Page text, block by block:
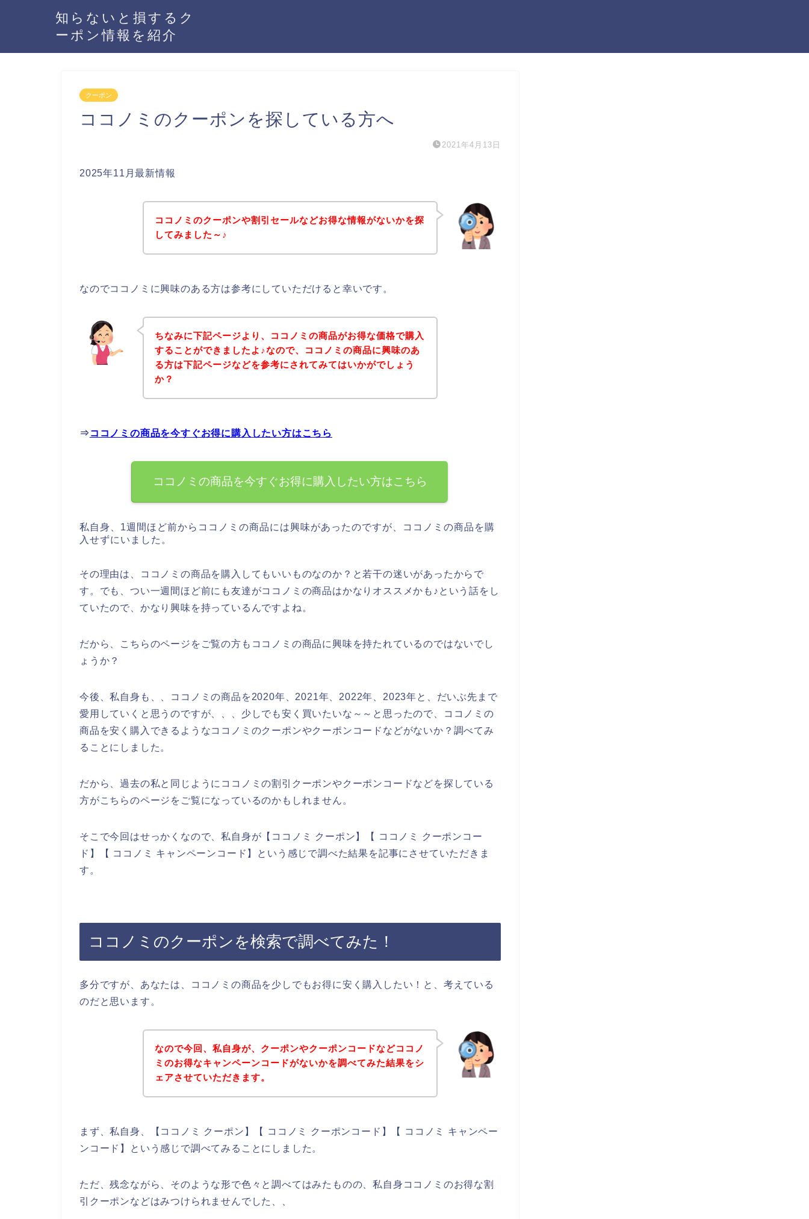
知らないと損するク
ーポン情報を紹介
クーポン
ココノミのクーポンを探している方へ
2021年4月13日
2025年11月最新情報
ココノミのクーポンや割引セールなどお得な情報がないかを探
してみました～♪
なのでココノミに興味のある方は参考にしていただけると幸いです。
ちなみに下記ページより、ココノミの商品がお得な価格で購入
することができましたよ♪なので、ココノミの商品に興味のあ
る方は下記ページなどを参考にされてみてはいかがでしょう
か？
⇒ ココノミの商品を今すぐお得に購入したい方はこちら
ココノミの商品を今すぐお得に購入したい方はこちら
私自身、1週間ほど前からココノミの商品には興味があったのですが、ココノミの商品を購
入せずにいました。
その理由は、ココノミの商品を購入してもいいものなのか？と若干の迷いがあったからで
す。でも、つい一週間ほど前にも友達がココノミの商品はかなりオススメかも♪という話をし
ていたので、かなり興味を持っているんですよね。
だから、こちらのページをご覧の方もココノミの商品に興味を持たれているのではないでし
ょうか？
今後、私自身も、、ココノミの商品を2020年、2021年、2022年、2023年と、だいぶ先まで
愛用していくと思うのですが、、、少しでも安く買いたいな～～と思ったので、ココノミの
商品を安く購入できるようなココノミのクーポンやクーポンコードなどがないか？調べてみ
ることにしました。
だから、過去の私と同じようにココノミの割引クーポンやクーポンコードなどを探している
方がこちらのページをご覧になっているのかもしれません。
そこで今回はせっかくなので、私自身が【ココノミ クーポン】【 ココノミ クーポンコー
ド】【 ココノミ キャンペーンコード】という感じで調べた結果を記事にさせていただきま
す。
ココノミのクーポンを検索で調べてみた！
多分ですが、あなたは、ココノミの商品を少しでもお得に安く購入したい！と、考えている
のだと思います。
なので今回、私自身が、クーポンやクーポンコードなどココノ
ミのお得なキャンペーンコードがないかを調べてみた結果をシ
ェアさせていただきます。
まず、私自身、【ココノミ クーポン】【 ココノミ クーポンコード】【 ココノミ キャンペー
ンコード】という感じで調べてみることにしました。
ただ、残念ながら、そのような形で色々と調べてはみたものの、私自身ココノミのお得な割
引クーポンなどはみつけられませんでした、、